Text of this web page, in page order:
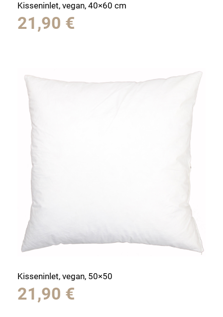
Kisseninlet, vegan, 40×60 cm
21,90 €
Kisseninlet, vegan, 50×50
21,90 €